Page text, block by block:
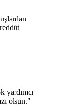
yardımcı
olsun."